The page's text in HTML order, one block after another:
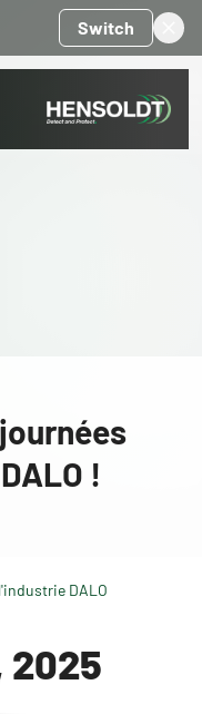
Switch
!
DALO
2025